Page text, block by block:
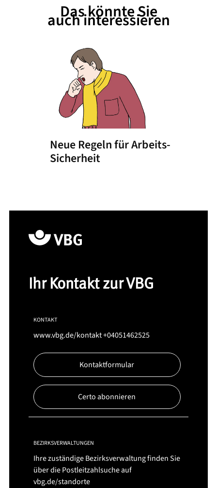
Das könnte Sie
auch interessieren
Neue Regeln für Arbeits-
Sicherheit
Ihr Kontakt zur VBG
KONTAKT
www.vbg.de/kontakt+04051462525
Kontaktformular
Certo abonnieren
BEZIRKSVERWALTUNGEN
Ihre zuständige Bezirksverwaltung finden Sie
über die Postleitzahlsuche auf
vbg.de/standorte